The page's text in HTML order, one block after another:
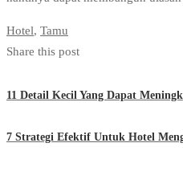
Hotel, Tamu
Share this post
11 Detail Kecil Yang Dapat
7 Strategi Efektif Untuk Hotel